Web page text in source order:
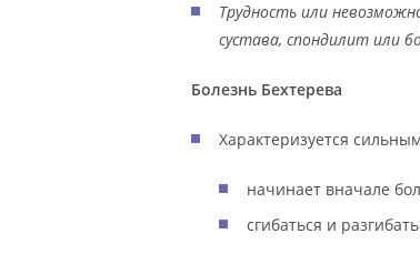
Трудность или
сустава, спондилит или
Болезнь Бехтерева
Характеризуется
начинает вначале
сгибаться и